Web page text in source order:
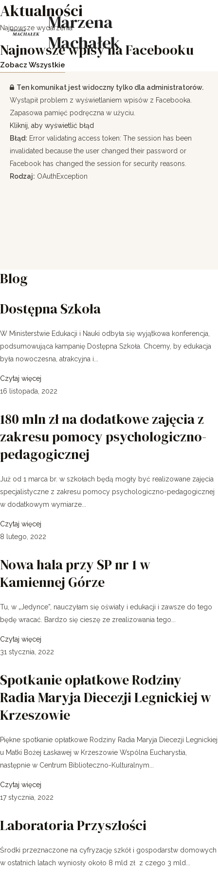
Skip
to
content
Marzena
Machałek
Aktualności
Najnowsze wydarzenia
Najnowsze wpisy na Facebooku
Zobacz Wszystkie
Ten komunikat jest widoczny tylko dla administratorów.
Wystąpił problem z wyświetlaniem wpisów z Facebooka.
Zapasowa pamięć podręczna w użyciu.
Kliknij, aby wyświetlić błąd
Błąd: Error validating access token: The session has been
invalidated because the user changed their password or
Facebook has changed the session for security reasons.
Rodzaj: OAuthException
Blog
Dostępna Szkoła
W Ministerstwie Edukacji i Nauki odbyła się wyjątkowa konferencja,
podsumowująca kampanię Dostępna Szkoła. Chcemy, by edukacja
była nowoczesna, atrakcyjna i...
Czytaj więcej
16 listopada, 2022
180 mln zł na dodatkowe zajęcia z
zakresu pomocy psychologiczno-
pedagogicznej
Już od 1 marca br. w szkołach będą mogły być realizowane zajęcia
specjalistyczne z zakresu pomocy psychologiczno-pedagogicznej
w dodatkowym wymiarze...
Czytaj więcej
8 lutego, 2022
Nowa hala przy SP nr 1 w
Kamiennej Górze
Tu, w „Jedynce”, nauczyłam się oświaty i edukacji i zawsze do tego
będę wracać. Bardzo się cieszę ze zrealizowania tego...
Czytaj więcej
31 stycznia, 2022
Spotkanie opłatkowe Rodziny
Radia Maryja Diecezji Legnickiej w
Krzeszowie
Piękne spotkanie opłatkowe Rodziny Radia Maryja Diecezji Legnickiej
u Matki Bożej Łaskawej w Krzeszowie Wspólna Eucharystia,
następnie w Centrum Biblioteczno-Kulturalnym...
Czytaj więcej
17 stycznia, 2022
Laboratoria Przyszłości
Środki przeznaczone na cyfryzację szkół i gospodarstw domowych
w ostatnich latach wyniosły około 8 mld zł z czego 3 mld...